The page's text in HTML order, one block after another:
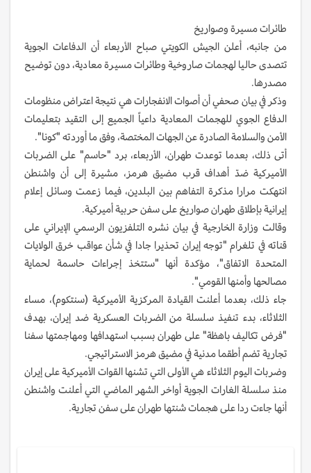
طائرات مسيرة وصواريخ
من جانبه، أعلن الجيش الكويتي صباح الأربعاء أن الدفاعات الجوية
تتصدى حاليا لهجمات صاروخية وطائرات مسيرة معادية، دون توضيح
مصدرها.
وذكر في بيان صحفي أن أصوات الانفجارات هي نتيجة اعتراض منظومات
الدفاع الجوي للهجمات المعادية داعياً الجميع إلى التقيد بتعليمات
الأمن والسلامة الصادرة عن الجهات المختصة، وفق ما أوردته "كونا".
أتى ذلك، بعدما توعدت طهران، الأربعاء، برد "حاسم" على الضربات
الأميركية ضدّ أهداف قرب مضيق هرمز، مشيرة إلى أن واشنطن
انتهكت مرارا مذكرة التفاهم بين البلدين، فيما زعمت وسائل إعلام
إيرانية بإطلاق طهران صواريخ على سفن حربية أميركية.
وقالت وزارة الخارجية في بيان نشره التلفزيون الرسمي الإيراني على
قناته في تلغرام "توجه إيران تحذيرا جادا في شأن عواقب خرق الولايات
المتحدة الاتفاق"، مؤكدة أنها "ستتخذ إجراءات حاسمة لحماية
مصالحها وأمنها القومي".
جاء ذلك، بعدما أعلنت القيادة المركزية الأميركية (سنتكوم)، مساء
الثلاثاء، بدء تنفيذ سلسلة من الضربات العسكرية ضد إيران، بهدف
"فرض تكاليف باهظة" على طهران بسبب استهدافها ومهاجمتها سفنا
تجارية تضم أطقما مدنية في مضيق هرمز الاستراتيجي.
وضربات اليوم الثلاثاء هي الأولى التي تشنها القوات الأميركية على إيران
منذ سلسلة الغارات الجوية أواخر الشهر الماضي التي أعلنت واشنطن
أنها جاءت ردا على هجمات شنتها طهران على سفن تجارية.